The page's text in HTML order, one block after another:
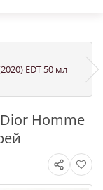
EDT 50 мл
Homme